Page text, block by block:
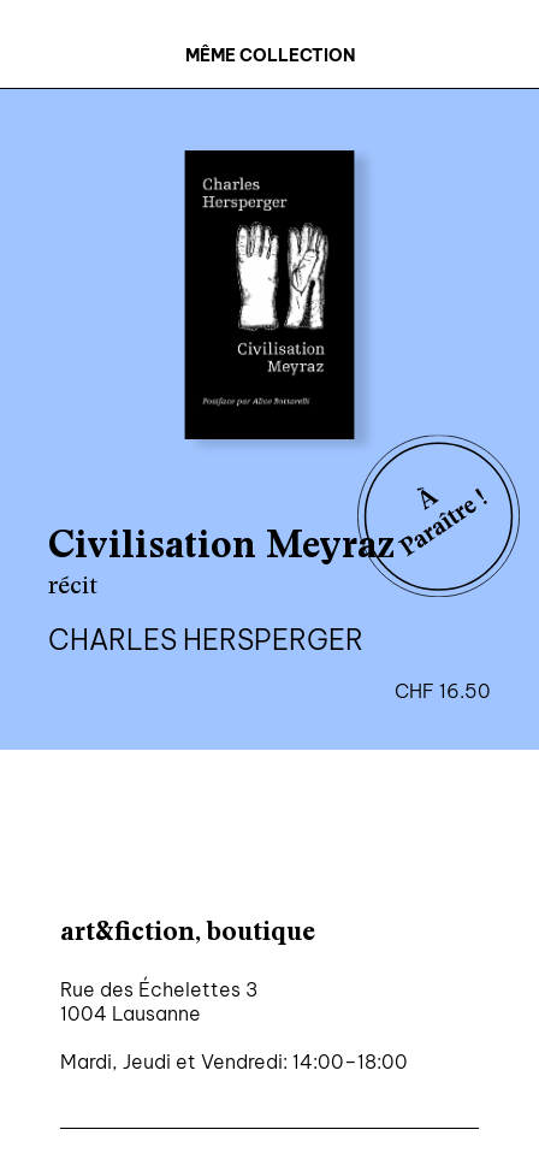
MÊME COLLECTION
Civilisation Meyraz
récit
CHARLES HERSPERGER
CHF 16.50
art&fiction, boutique
Rue des Échelettes 3
1004 Lausanne
Mardi, Jeudi et Vendredi: 14:00–18:00